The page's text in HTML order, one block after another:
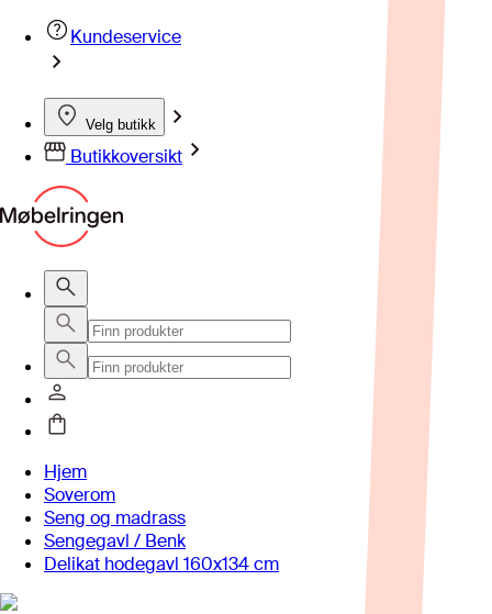
Kundeservice
Velg butikk
Butikkoversikt
Hjem
Soverom
Seng og madrass
Sengegavl / Benk
Delikat hodegavl 160x134 cm